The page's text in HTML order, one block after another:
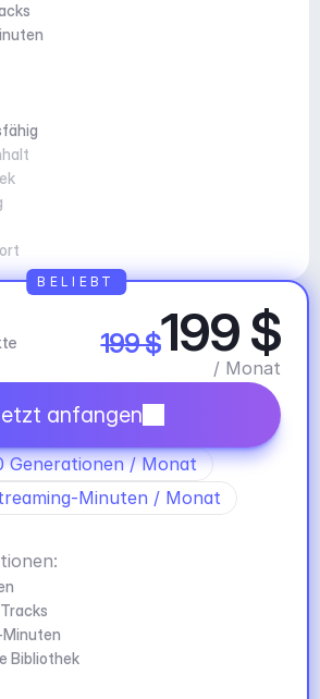
199 $199 $
/ Monat
anfangen
Generationen / Monat
Minuten / Monat
Bibliothek
BELIEBT